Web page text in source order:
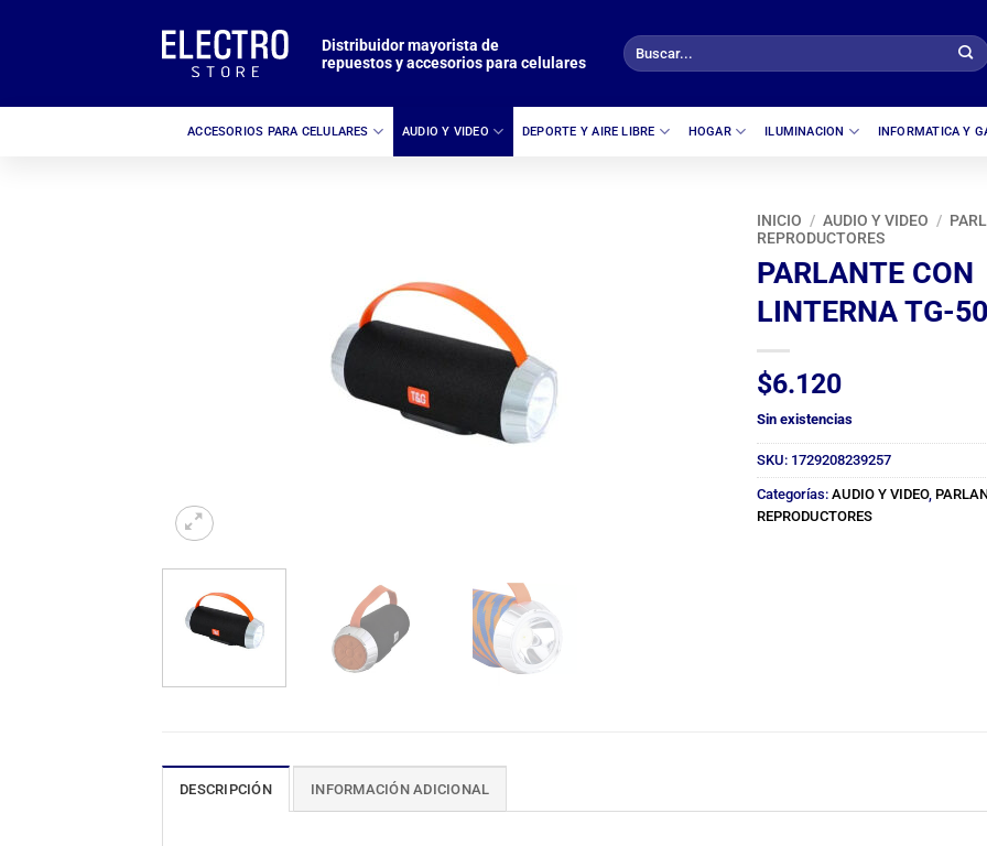
Distribuidor mayorista de
repuestos y accesorios para celulares
Buscar
por:
ACCESORIOS PARA CELULARES AUDIO Y VIDEO DEPORTE Y AIRE LIBRE HOGAR ILUMINACION INFORMATICA Y
INICIO / AUDIO Y VIDEO /
REPRODUCTORES
PARLANTE CON
LINTERNA TG-
$6.120
Sin existencias
SKU: 1729208239257
Categorías: AUDIO Y VIDEO,
REPRODUCTORES
DESCRIPCIÓN INFORMACIÓN ADICIONAL